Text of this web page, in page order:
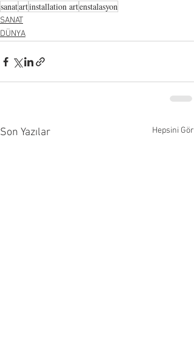
sanatartinstallation artenstalasyon
SANAT
DÜNYA
Son Yazılar Hepsini Gör